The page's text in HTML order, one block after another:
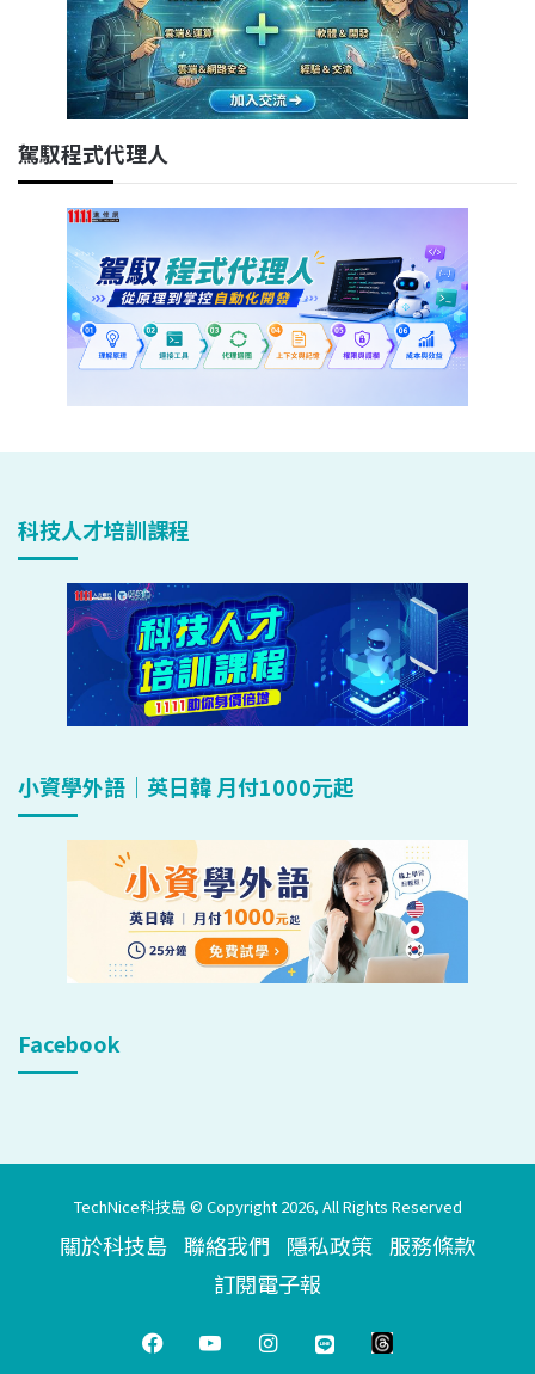
駕馭程式代理人
科技人才培訓課程
小資學外語｜英日韓 月付1000元起
Facebook
TechNice科技島 © Copyright 2026, All Rights Reserved
關於科技島 聯絡我們 隱私政策 服務條款
訂閱電子報